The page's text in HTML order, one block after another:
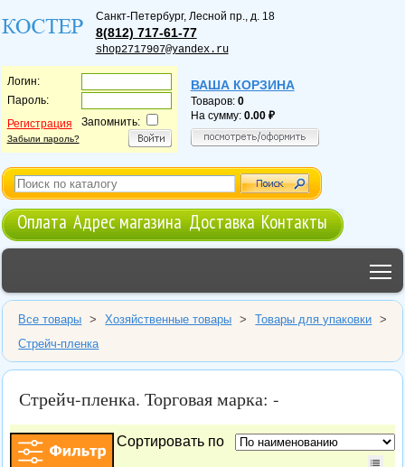
Санкт-Петербург, Лесной пр., д. 18
8(812) 717-61-77
shop2717907@yandex.ru
Логин:
Пароль:
Регистрация
Забыли пароль?
Запомнить:
ВАША КОРЗИНА
Товаров: 0
На сумму: 0.00
Оплата Адрес магазина Доставка Контакты
Все товары > Хозяйственные товары > Товары для упаковки
>
Стрейч-пленка
Стрейч-пленка. Торговая марка: -
Сортировать по